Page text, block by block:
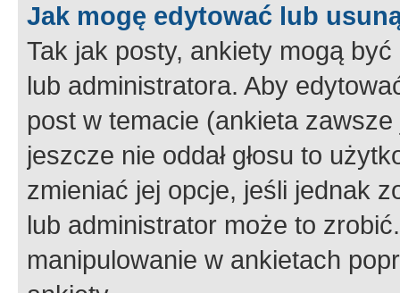
Jak mogę edytować lub
Tak jak posty, ankiety mogą
lub administratora. Aby
post w temacie (ankieta
jeszcze nie oddał głosu to
zmieniać jej opcje, jeśli jednak
lub administrator może to
manipulowanie w ankietach